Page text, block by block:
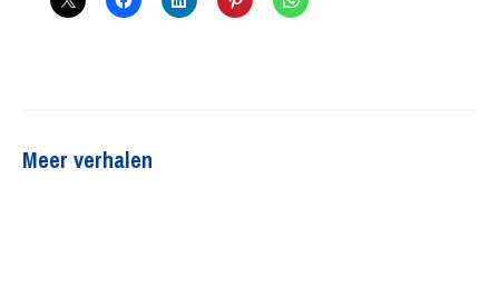
Meer verhalen